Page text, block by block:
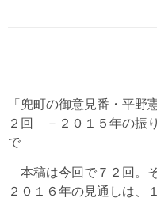
「兜町の御意見番・平野
２回 －２０１５年の振
で
本稿は今回で７２回。
２０１６年の見通しは、